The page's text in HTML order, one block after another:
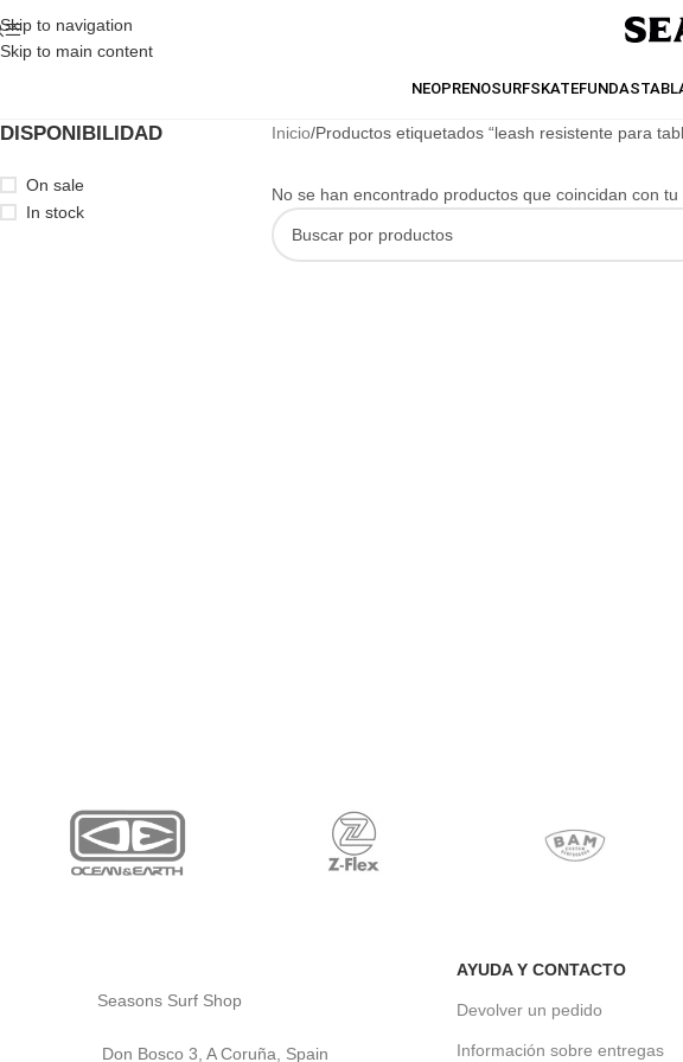
Skip to navigation
Skip to main content
NEOPRENOSURFSKATEFUNDAS
DISPONIBILIDAD
On sale
In stock
Inicio Productos etiquetados “leash resistente para
No se han encontrado productos que coincidan con tu
Seasons Surf Shop
Don Bosco 3, A Coruña, Spain
AYUDA Y CONTACTO
Devolver un pedido
Información sobre entregas